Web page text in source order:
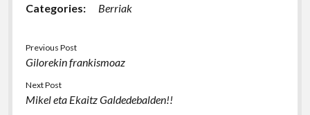
Categories: Berriak
Previous Post
Gilorekin frankismoaz
Next Post
Mikel eta Ekaitz Galdedebalden!!